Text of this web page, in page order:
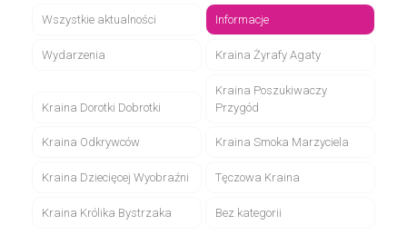
Wszystkie aktualności Informacje
Wydarzenia Kraina Żyrafy Agaty
Kraina Dorotki Dobrotki
Kraina Poszukiwaczy
Przygód
Kraina Odkrywców Kraina Smoka Marzyciela
Kraina Dziecięcej Wyobraźni Tęczowa Kraina
Kraina Królika Bystrzaka Bez kategorii